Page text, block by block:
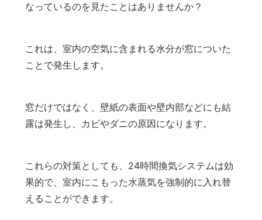
なっているのを見たことはありませんか？
これは、室内の空気に含まれる水分が窓についた
ことで発生します。
窓だけではなく、壁紙の表面や壁内部などにも結
露は発生し、カビやダニの原因になります。
これらの対策としても、24時間換気システムは効
果的で、室内にこもった水蒸気を強制的に入れ替
えることができます。